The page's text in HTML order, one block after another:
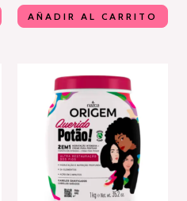
AÑADIR AL CARRITO